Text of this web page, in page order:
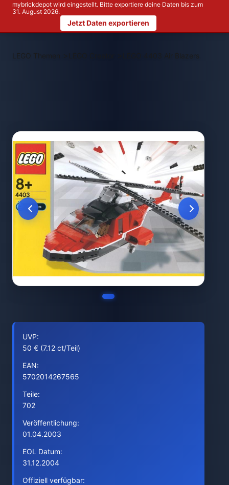
mybrickdepot wird eingestellt. Bitte exportiere deine Daten bis zum
31. August 2026.
Jetzt Daten exportieren
LEGO Themen > LEGO 4403 Air Blazers
UVP:
50 € (7.12 ct/Teil)
EAN:
5702014267565
Teile:
702
Veröffentlichung:
01.04.2003
EOL Datum:
31.12.2004
Offiziell verfügbar: